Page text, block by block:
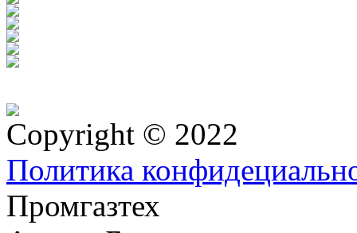
Copyright © 2022
Политика
Промгазтех